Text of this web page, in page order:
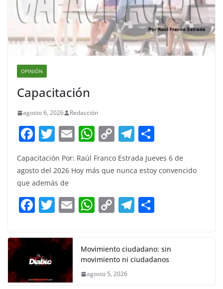
OPINIÓN
Capacitación
agosto 6, 2026 Redacción
F
a
c
e
b
o
k
T
itt
er
E
m
ai
W
at
A
p
C
p
Li
n
T
el
e
a
m
ar
e
Capacitación Por: Raúl Franco Estrada Jueves 6 de
agosto del 2026 Hoy más que nunca estoy convencido
que además de
F
c
e
b
o
T
itt
er
E W
s
A
C
y
Li
T
gr
a
e
Movimiento ciudadano: sin
movimiento ni ciudadanos
agosto 5, 2026